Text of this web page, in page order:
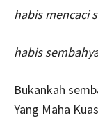
habis mencaci
habis
Bukankah
Yang Maha